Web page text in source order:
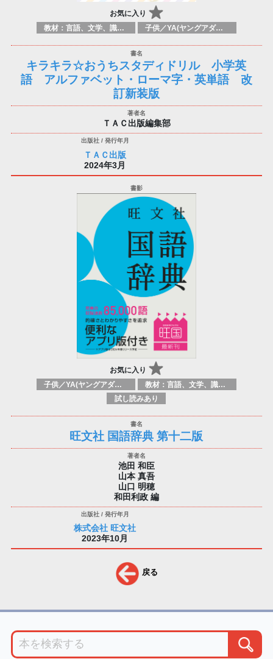
お気に入り
教材：言語、文学、識字能力 子供／YA(ヤングアダルト)向け参考図書(レファレンスブック)：母語でない言語、第二言語の学習参考書および参考図書(レファレンスブック)
キラキラ☆おうちスタディドリル 小学英
語 アルファベット・ローマ字・英単語 改
訂新装版
ＴＡＣ出版編集部
ＴＡＣ出版
2024年3月
お気に入り
子供／YA(ヤングアダルト)向け参考図書(レファレンスブック)： 辞典、語学学習参考書
教材：言語、文学、識字能力
試し読みあり
旺文社 国語辞典 第十二版
池田 和臣
山本 真吾
山口 明穂
和田利政 編
株式会社 旺文社
2023年10月
戻る